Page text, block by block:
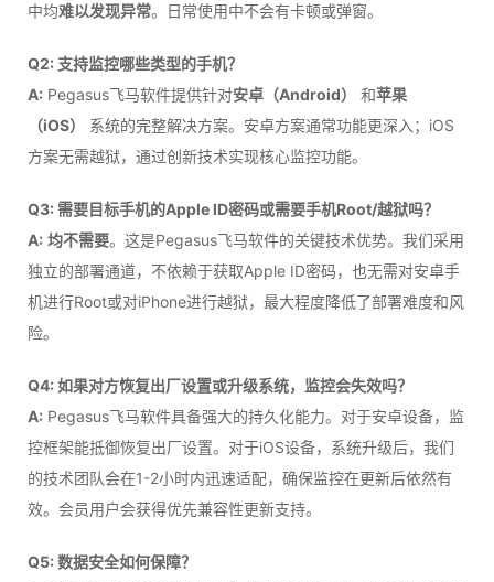
中均难以发现异常。日常使用中不会有卡顿或弹窗。
Q2: 支持监控哪些类型的手机？
A: Pegasus飞马软件提供针对安卓（Android） 和苹果
（iOS）
系统的完整解决方案。安卓方案通常功能更深入；iOS
方案无需越狱，通过创新技术实现核心监控功能。
Q3: 需要目标手机的Apple ID密码或需要手机Root/越狱吗？
A: 均不需要。这是Pegasus飞马软件的关键技术优势。我们采用
独立的部署通道，不依赖于获取Apple ID密码，也无需对安卓手
机进行Root或对iPhone进行越狱，最大程度降低了部署难度和风
险。
Q4: 如果对方恢复出厂设置或升级系统，监控会失效吗？
A: Pegasus飞马软件具备强大的持久化能力。对于安卓设备，监
控框架能抵御恢复出厂设置。对于iOS设备，系统升级后，我们
的技术团队会在1-2小时内迅速适配，确保监控在更新后依然有
效。会员用户会获得优先兼容性更新支持。
Q5: 数据安全如何保障？